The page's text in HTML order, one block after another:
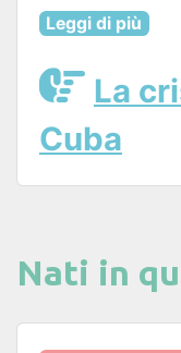
Leggi di più
La
Cuba
Nati in